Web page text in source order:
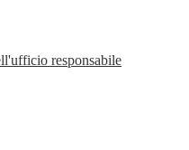
responsabile